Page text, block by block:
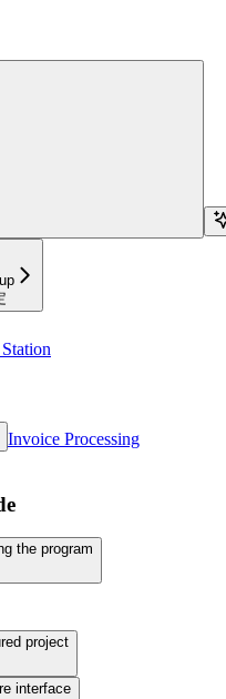
Invoice Processing
the program
project
interface